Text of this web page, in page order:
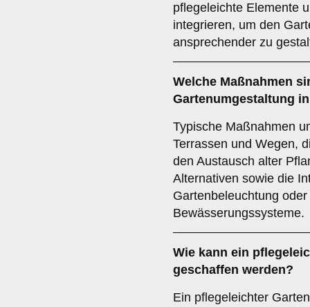
pflegeleichte Elemente
integrieren, um den
ansprechender zu
Welche Maßnahmen
Gartenumgestaltung
Typische Maßnahmen
Terrassen und Wegen,
den Austausch alter
Alternativen sowie die
Gartenbeleuchtung
Bewässerungssysteme.
Wie kann ein
geschaffen werden?
Ein pflegeleichter